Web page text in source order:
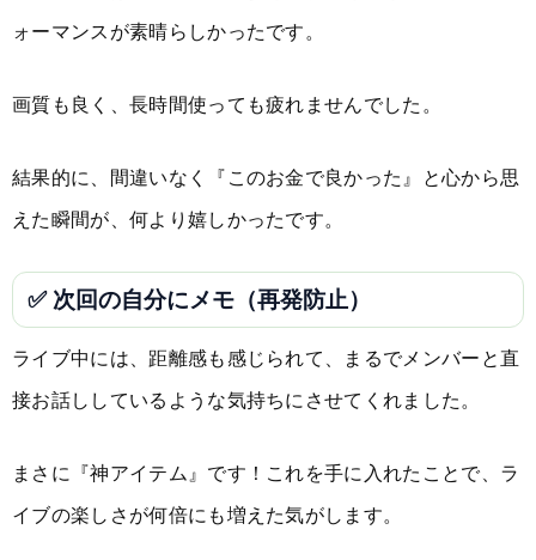
ォーマンスが素晴らしかったです。
画質も良く、長時間使っても疲れませんでした。
結果的に、間違いなく『このお金で良かった』と心から思
えた瞬間が、何より嬉しかったです。
✅ 次回の自分にメモ（再発防止）
ライブ中には、距離感も感じられて、まるでメンバーと直
接お話ししているような気持ちにさせてくれました。
まさに『神アイテム』です！これを手に入れたことで、ラ
イブの楽しさが何倍にも増えた気がします。